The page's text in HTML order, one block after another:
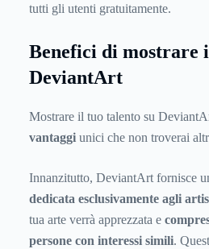
tutti gli utenti gratuitamente.
Benefici di mostrare
DeviantArt
Mostrare il tuo talento su
vantaggi unici che non troverai
Innanzitutto, DeviantArt fornisce
dedicata esclusivamente agli
tua arte verrà apprezzata e
persone con interessi simili.